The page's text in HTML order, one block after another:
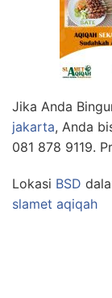
Jika Anda
jakarta, Anda
081 878 9119.
Lokasi BSD
slamet aqiqah